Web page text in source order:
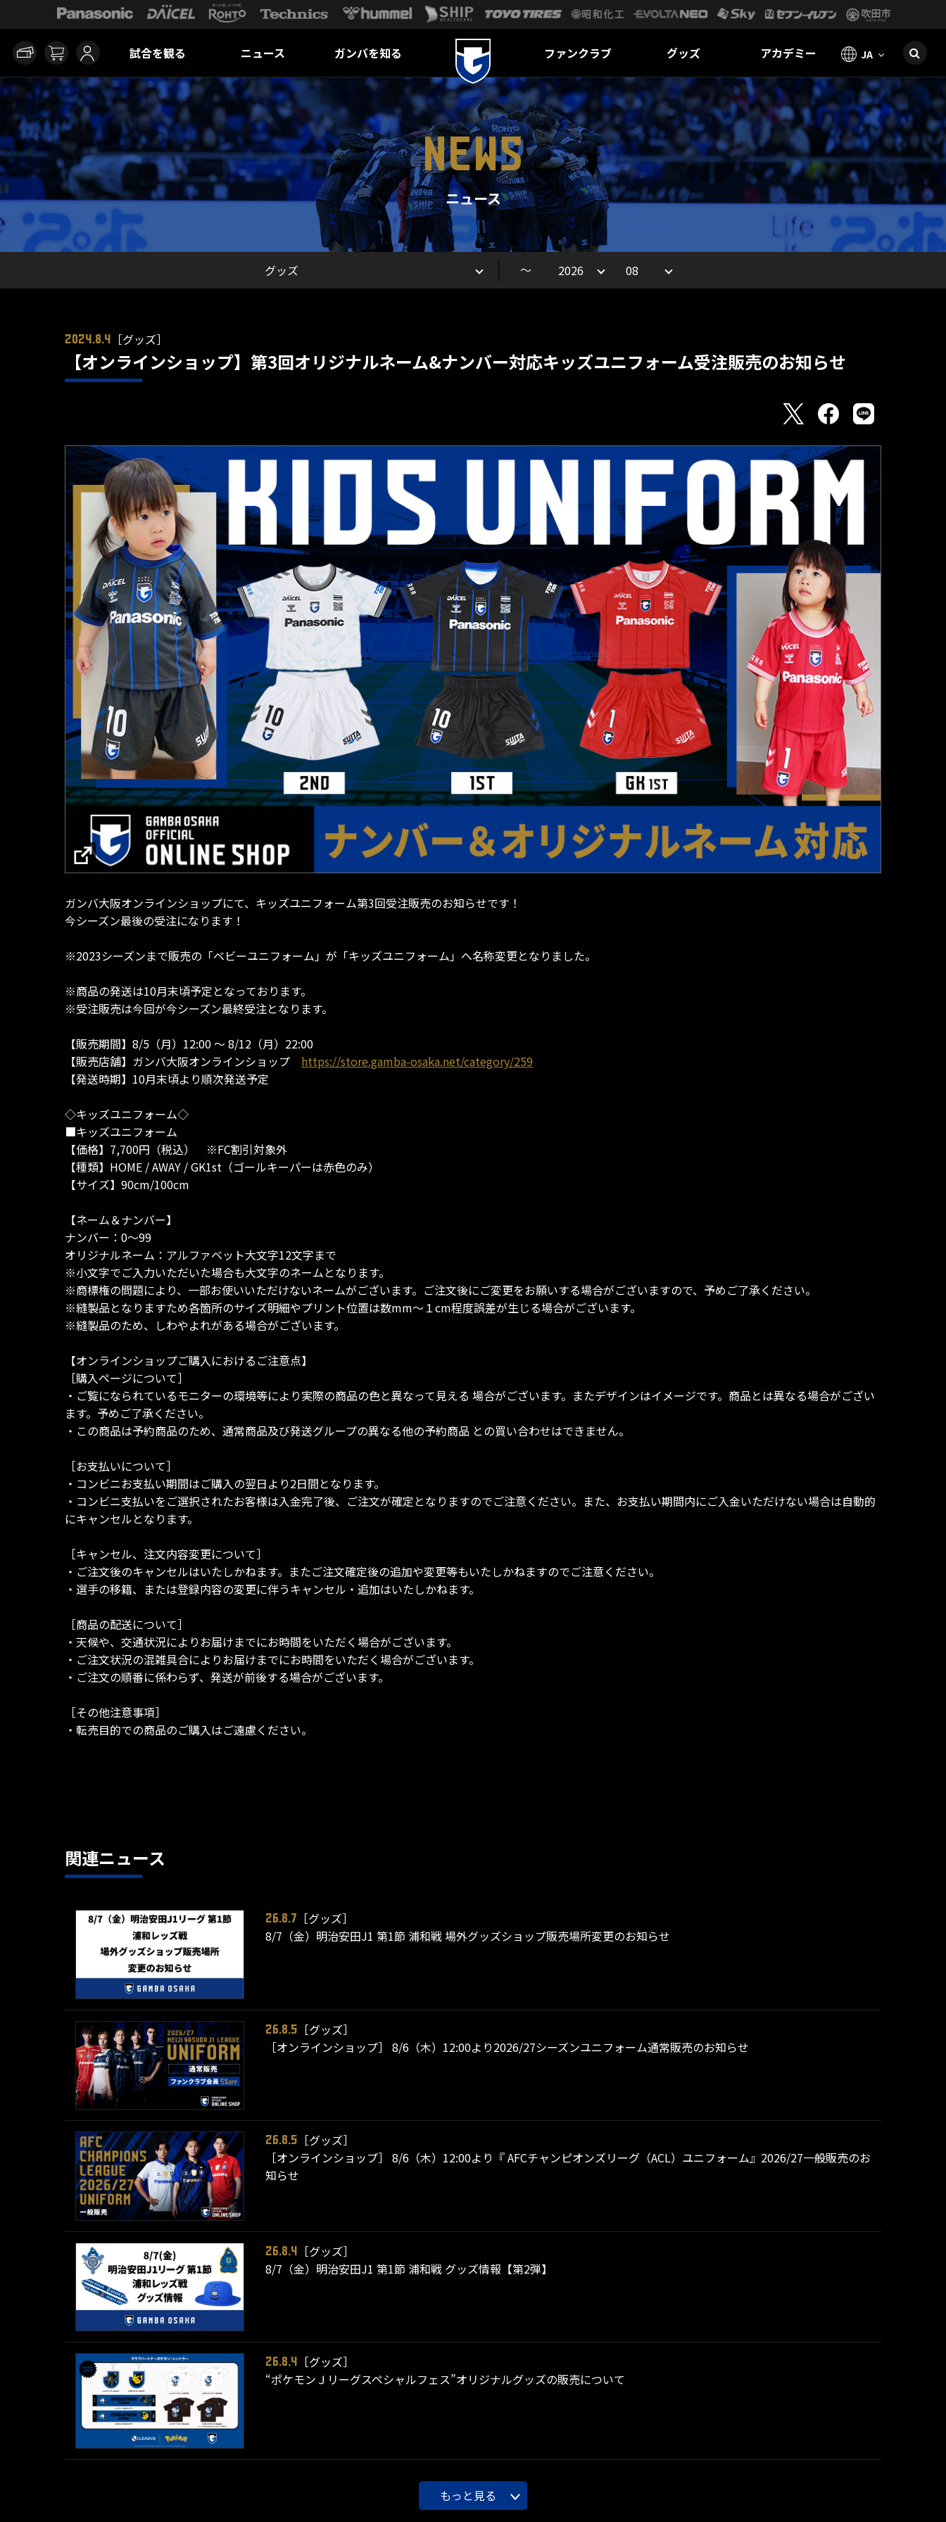
試合を観る ニュース ガンバを知る ファンクラブ グッズ アカデミー JA
NEWS
ニュース
～
2024.8.4 ［グッズ］
【オンラインショップ】第3回オリジナルネーム&ナンバー対応キッズユニフォーム受注販売のお知らせ
ガンバ大阪オンラインショップにて、キッズユニフォーム第3回受注販売のお知らせです！
今シーズン最後の受注になります！
※2023シーズンまで販売の「ベビーユニフォーム」が「キッズユニフォーム」へ名称変更となりました。
※商品の発送は10月末頃予定となっております。
※受注販売は今回が今シーズン最終受注となります。
【販売期間】8/5（月）12:00 ～ 8/12（月）22:00
【販売店舗】ガンバ大阪オンラインショップ https://store.gamba-osaka.net/category/259
【発送時期】10月末頃より順次発送予定
◇キッズユニフォーム◇
■キッズユニフォーム
【価格】7,700円（税込） ※FC割引対象外
【種類】HOME / AWAY / GK1st（ゴールキーパーは赤色のみ）
【サイズ】90cm/100cm
【ネーム＆ナンバー】
ナンバー：0～99
オリジナルネーム：アルファベット大文字12文字まで
※小文字でご入力いただいた場合も大文字のネームとなります。
※商標権の問題により、一部お使いいただけないネームがございます。ご注文後にご変更をお願いする場合がございますので、予めご了承ください。
※縫製品となりますため各箇所のサイズ明細やプリント位置は数mm～１cm程度誤差が生じる場合がございます。
※縫製品のため、しわやよれがある場合がございます。
【オンラインショップご購入におけるご注意点】
［購入ページについて］
・ご覧になられているモニターの環境等により実際の商品の色と異なって見える 場合がございます。またデザインはイメージです。商品とは異なる場合がござい
ます。予めご了承ください。
・この商品は予約商品のため、通常商品及び発送グループの異なる他の予約商品 との買い合わせはできません。
［お支払いについて］
・コンビニお支払い期間はご購入の翌日より2日間となります。
・コンビニ支払いをご選択されたお客様は入金完了後、ご注文が確定となりますのでご注意ください。また、お支払い期間内にご入金いただけない場合は自動的
にキャンセルとなります。
［キャンセル、注文内容変更について］
・ご注文後のキャンセルはいたしかねます。またご注文確定後の追加や変更等もいたしかねますのでご注意ください。
・選手の移籍、または登録内容の変更に伴うキャンセル・追加はいたしかねます。
［商品の配送について］
・天候や、交通状況によりお届けまでにお時間をいただく場合がございます。
・ご注文状況の混雑具合によりお届けまでにお時間をいただく場合がございます。
・ご注文の順番に係わらず、発送が前後する場合がございます。
［その他注意事項］
・転売目的での商品のご購入はご遠慮ください。
関連ニュース
26.8.7
［グッズ］
8/7（金）明治安田J1 第1節 浦和戦 場外グッズショップ販売場所変更のお知らせ
26.8.5
［グッズ］
［オンラインショップ］ 8/6（木）12:00より2026/27シーズンユニフォーム通常販売のお知らせ
26.8.5
［グッズ］
［オンラインショップ］ 8/6（木）12:00より『 AFCチャンピオンズリーグ（ACL）ユニフォーム』2026/27一般販売のお
知らせ
26.8.4
［グッズ］
8/7（金）明治安田J1 第1節 浦和戦 グッズ情報【第2弾】
26.8.4
［グッズ］
“ポケモンＪリーグスペシャルフェス”オリジナルグッズの販売について
もっと見る